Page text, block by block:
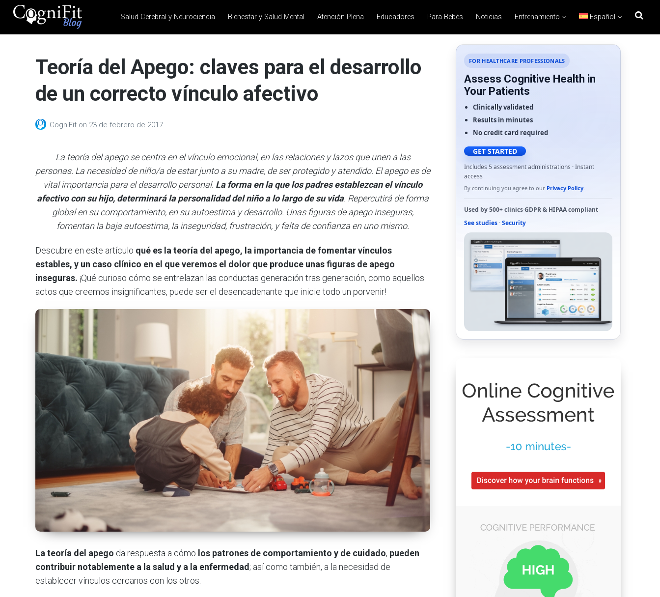
CogniFit
Health
News
Brain Training, Mental
Salud Cerebral y Neurociencia Bienestar y Salud Mental Atención Plena Educadores Para Bebés Noticias Entrenamiento Español
Teoría del Apego: claves para el desarrollo
de un correcto vínculo afectivo
CogniFit on 23 de febrero de 2017
La teoría del apego se centra en el vínculo emocional, en las relaciones y lazos que unen a las
personas. La necesidad de niño/a de estar junto a su madre, de ser protegido y atendido. El apego es de
vital importancia para el desarrollo personal. La forma en la que los padres establezcan el vínculo
afectivo con su hijo, determinará la personalidad del niño a lo largo de su vida. Repercutirá de forma
global en su comportamiento, en su autoestima y desarrollo. Unas figuras de apego inseguras,
fomentan la baja autoestima, la inseguridad, frustración, y falta de confianza en uno mismo.
Descubre en este artículo qué es la teoría del apego, la importancia de fomentar vínculos
estables, y un caso clínico en el que veremos el dolor que produce unas figuras de apego
inseguras. ¡Qué curioso cómo se entrelazan las conductas generación tras generación, como aquellos
actos que creemos insignificantes, puede ser el desencadenante que inicie todo un porvenir!
La teoría del apego da respuesta a cómo los patrones de comportamiento y de cuidado, pueden
contribuir notablemente a la salud y a la enfermedad; así como también, a la necesidad de
establecer vínculos cercanos con los otros.
FOR HEALTHCARE PROFESSIONALS
Assess Cognitive Health in
Your Patients
Clinically validated
Results in minutes
No credit card required
GET STARTED
Includes 5 assessment administrations · Instant
access
By continuing you agree to our Privacy Policy.
Used by500+ clinics·GDPR& HIPAAcompliant
See studies · Security